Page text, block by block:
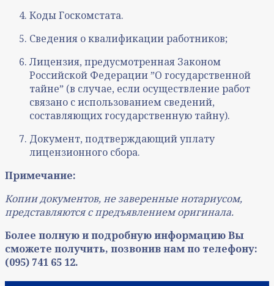
Коды Госкомстата.
Сведения о квалификации работников;
Лицензия, предусмотренная Законом
Российской Федерации ˮО государственной
тайнеˮ (в случае, если осуществление работ
связано с использованием сведений,
составляющих государственную тайну).
Документ, подтверждающий уплату
лицензионного сбора.
Примечание:
Копии документов, не заверенные нотариусом,
представляются с предъявлением оригинала.
Более полную и подробную информацию Вы
сможете получить, позвонив нам по телефону:
(095) 741 65 12.